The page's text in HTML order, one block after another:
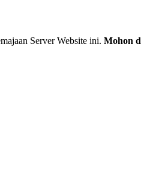
Server Website ini. Mohon